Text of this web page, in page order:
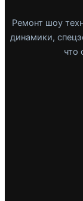
Ремонт шоу
динамики,
что